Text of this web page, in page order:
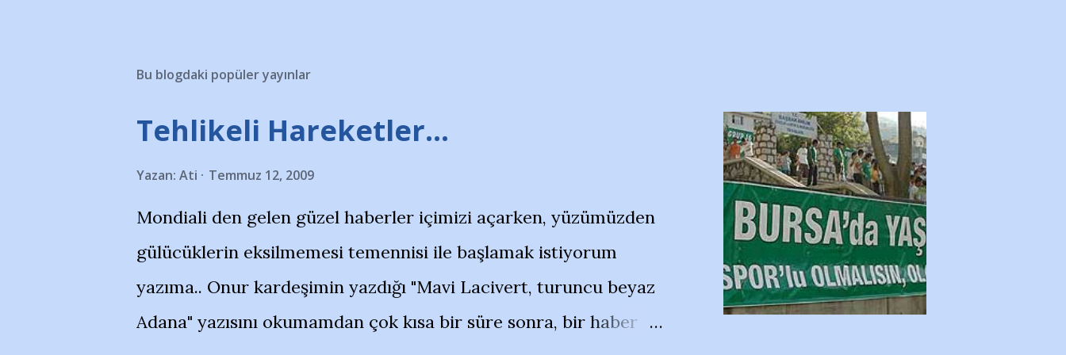
Bu blogdaki popüler yayınlar
Tehlikeli Hareketler...
Yazan: Ati Temmuz 12, 2009
Mondiali den gelen güzel haberler içimizi açarken, yüzümüzden
gülücüklerin eksilmemesi temennisi ile başlamak istiyorum
yazıma.. Onur kardeşimin yazdığı "Mavi Lacivert, turuncu beyaz
Adana" yazısını okumamdan çok kısa bir süre sonra, bir haber